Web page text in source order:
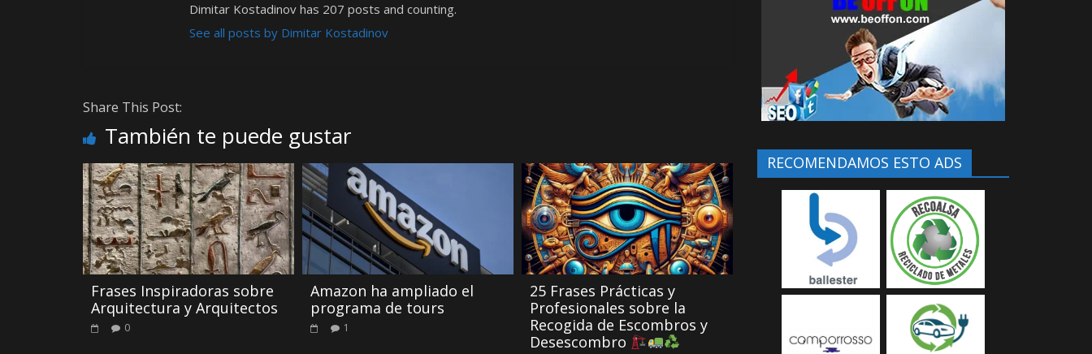
Dimitar Kostadinov has 207 posts and counting.
See all posts by Dimitar Kostadinov
Share This Post:
También te puede gustar
Frases Inspiradoras sobre
Arquitectura y Arquitectos
0
Amazon ha ampliado el
programa de tours
1
25 Frases Prácticas y
Profesionales sobre la
Recogida de Escombros y
Desescombro
RECOMENDAMOS ESTO ADS